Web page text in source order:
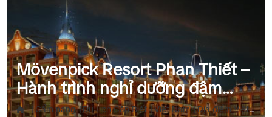
Mövenpick Resort Phan Thiết –
Hành trình nghỉ dưỡng đậm
chất phiêu lưu bên bờ biển
|Cẩm nang |Du Lịch Cần Biết |Việt Nam |Địa điểm Việt Nam